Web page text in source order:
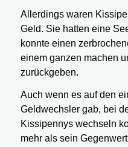
Allerdings waren
Geld. Sie hatten eine
konnte einen
einem ganzen machen
zurückgeben.
Auch wenn es auf den
Geldwechsler gab, bei
Kissipennys wechseln
mehr als sein